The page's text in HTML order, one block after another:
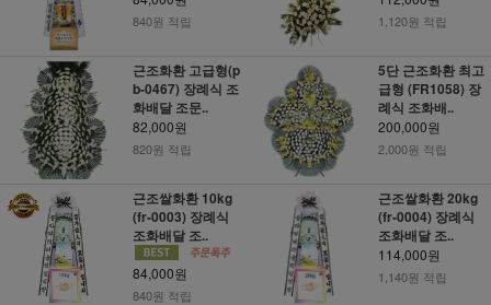
840원 적립 1,120원 적립
근조화환 고급형(p
b-0467) 장례식 조
화배달 조문..
82,000원
820원 적립
5단 근조화환 최고
급형 (FR1058) 장
례식 조화배..
200,000원
2,000원 적립
근조쌀화환 10kg
(fr-0003) 장례식
조화배달 조..
84,000원
840원 적립
근조쌀화환 20kg
(fr-0004) 장례식
조화배달 조..
114,000원
1,140원 적립